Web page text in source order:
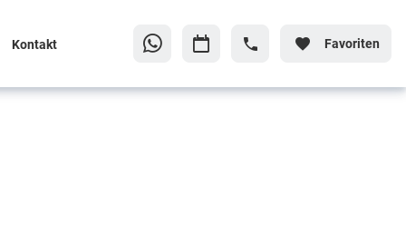
Kontakt Favoriten